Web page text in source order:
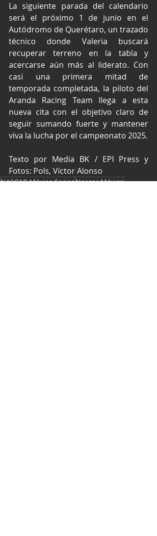
La siguiente parada del calendario
será el próximo 1 de junio en el
Autódromo de Querétaro, un trazado
técnico donde Valeria buscará
recuperar terreno en la tabla y
acercarse aún más al liderato. Con
casi una primera mitad de
temporada completada, la piloto del
Aranda Racing Team llega a esta
nueva cita con el objetivo claro de
seguir sumando fuerte y mantener
viva la lucha por el campeonato 2025.
Texto por Media BK / EPI Press y
Fotos: Pols, Víctor Alonso
NASCAR México SeriesNascar México